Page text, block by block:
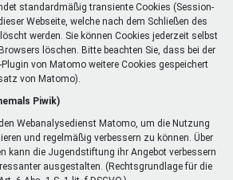
standardmäßig transiente Cookies (Session-
Webseite, welche nach dem Schließen des
werden. Sie können Cookies jederzeit selbst
löschen. Bitte beachten Sie, dass bei der
von Matomo weitere Cookies gespeichert
von Matomo).
Piwik)
Webanalysedienst Matomo, um die Nutzung
und regelmäßig verbessern zu können. Über
kann die Jugendstiftung ihr Angebot verbessern
ausgestalten. (Rechtsgrundlage für die